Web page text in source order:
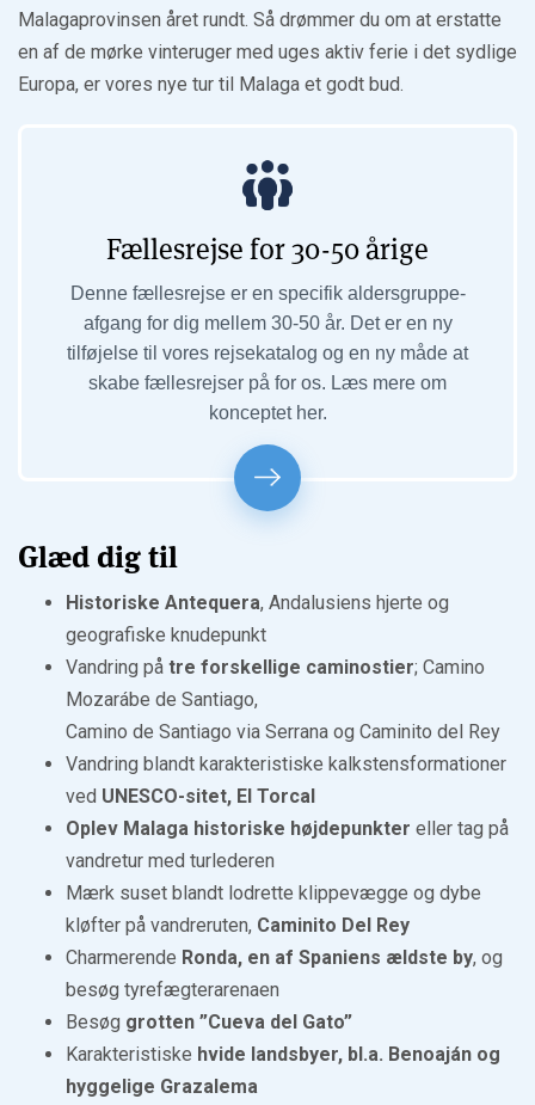
Malagaprovinsen året rundt. Så drømmer du om at erstatte
en af de mørke vinteruger med uges aktiv ferie i det sydlige
Europa, er vores nye tur til Malaga et godt bud.
Fællesrejse for 30-50 årige
Denne fællesrejse er en specifik aldersgruppe-
afgang for dig mellem 30-50 år. Det er en ny
tilføjelse til vores rejsekatalog og en ny måde at
skabe fællesrejser på for os. Læs mere om
konceptet her.
Glæd dig til
Historiske Antequera, Andalusiens hjerte og
geografiske knudepunkt
Vandring på tre forskellige caminostier; Camino
Mozarábe de Santiago,
Camino de Santiago via Serrana og Caminito del Rey
Vandring blandt karakteristiske kalkstensformationer
ved UNESCO-sitet, El Torcal
Oplev Malaga historiske højdepunkter eller tag på
vandretur med turlederen
Mærk suset blandt lodrette klippevægge og dybe
kløfter på vandreruten, Caminito Del Rey
Charmerende Ronda, en af Spaniens ældste by, og
besøg tyrefægterarenaen
Besøg grotten ”Cueva del Gato”
Karakteristiske hvide landsbyer, bl.a. Benoaján og
hyggelige Grazalema